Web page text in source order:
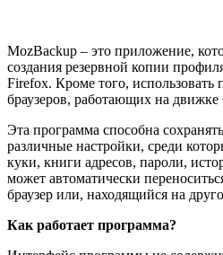
MozBackup – это приложение,
создания резервной копии
Firefox. Кроме того,
браузеров, работающих на движке
Эта программа способна
различные настройки, среди
куки, книги адресов, пароли,
может автоматически
браузер или, находящийся на
Как работает программа?